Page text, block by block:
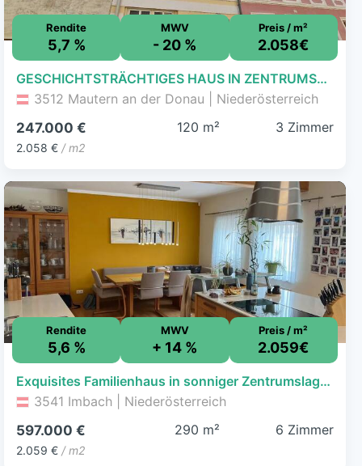
Rendite
5,7 %
MWV
- 20 %
Preis / m²
2.058€
GESCHICHTSTRÄCHTIGES HAUS IN ZENTRUMSLAGE VON MAUTERN AN DER DONAU
3512 Mautern an der Donau | Niederösterreich
247.000 €
2.058 € / m2
120 m² 3 Zimmer
Rendite
5,6 %
MWV
+ 14 %
Preis / m²
2.059€
Exquisites Familienhaus in sonniger Zentrumslage mit Nebengebäude
3541 Imbach | Niederösterreich
597.000 €
2.059 € / m2
290 m² 6 Zimmer